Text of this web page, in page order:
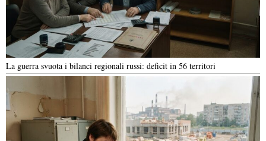
La guerra svuota i bilanci regionali russi: deficit in 56 territori